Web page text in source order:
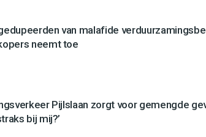
van malafide
neemt toe
Pijlslaan zorgt voor gemengde
bij mij?’